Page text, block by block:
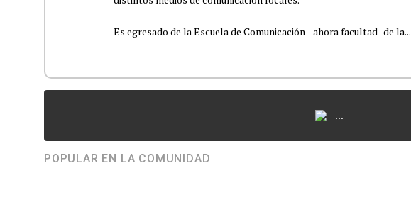
Es egresado de la Escuela de Comunicación –ahora facultad- de la...
...
POPULAR EN LA COMUNIDAD